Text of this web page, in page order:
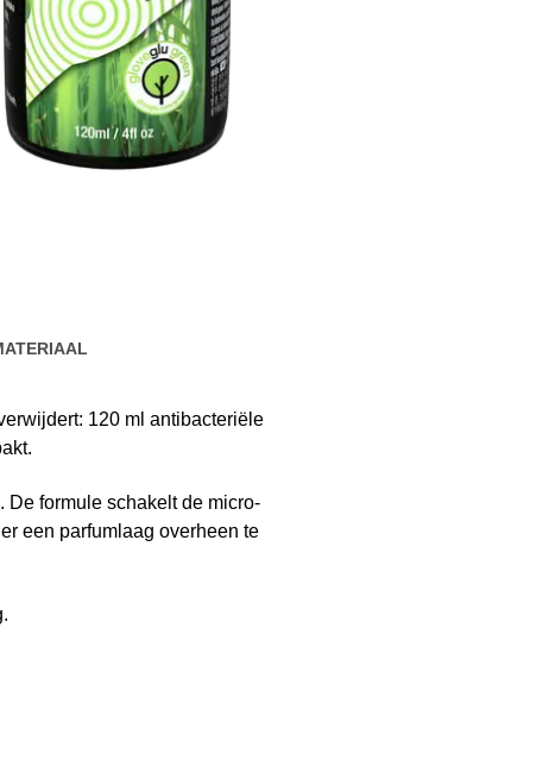
120 ml antibacteriële
formule schakelt de micro-
een parfumlaag overheen te